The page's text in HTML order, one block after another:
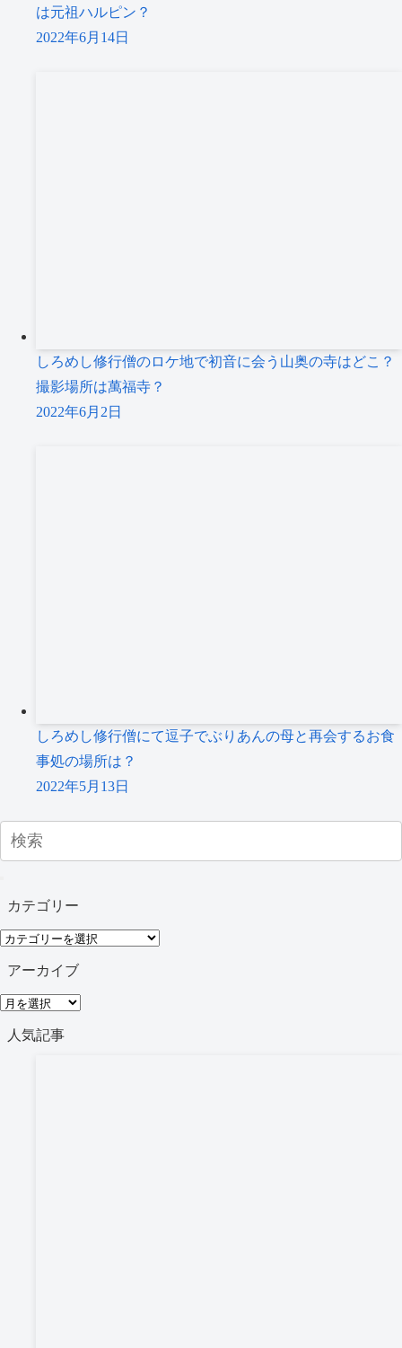
は元祖ハルピン？
2022年6月14日
しろめし修行僧のロケ地で初音に会う山奥の寺はどこ？
撮影場所は萬福寺？
2022年6月2日
しろめし修行僧にて逗子でぶりあんの母と再会するお食
事処の場所は？
2022年5月13日
カテゴリー
カ
テ
リ
ー
アーカイブ
ア
人気記事